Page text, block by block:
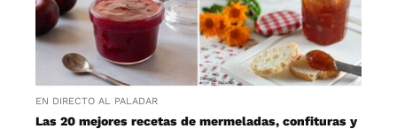
EN DIRECTO AL PALADAR
Las 20 mejores recetas de mermeladas, confituras y